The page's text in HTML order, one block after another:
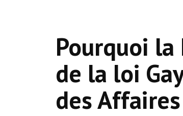
Pourquoi
de la loi
des